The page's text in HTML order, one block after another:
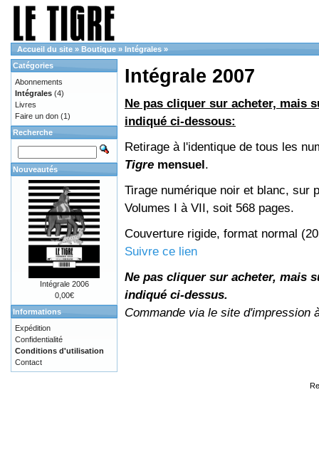
Accueil du site » Boutique » Intégrales »
Intégrale 2007
Ne pas cliquer sur acheter, mais
indiqué ci-dessous:
Retirage à l'identique de tous les
Tigre mensuel.
Tirage numérique noir et blanc, sur
Volumes I à VII, soit 568 pages.
Couverture rigide, format normal
Suivre ce lien
Ne pas cliquer sur acheter, mais
indiqué ci-dessus.
Commande via le site d'impression
Catégories
Abonnements
Intégrales (4)
Livres
Faire un don (1)
Recherche
Nouveautés
Intégrale 2006
0,00€
Informations
Expédition
Confidentialité
Conditions d'utilisation
Contact